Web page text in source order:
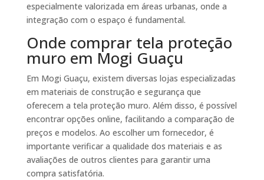
especialmente valorizada em áreas urbanas, onde a
integração com o espaço é fundamental.
Onde comprar tela proteção
muro em Mogi Guaçu
Em Mogi Guaçu, existem diversas lojas especializadas
em materiais de construção e segurança que
oferecem a tela proteção muro. Além disso, é possível
encontrar opções online, facilitando a comparação de
preços e modelos. Ao escolher um fornecedor, é
importante verificar a qualidade dos materiais e as
avaliações de outros clientes para garantir uma
compra satisfatória.